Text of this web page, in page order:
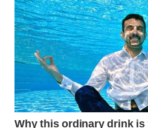
Wahana
Media
Group
WAHANA
NEWS
WAHANA
TANI